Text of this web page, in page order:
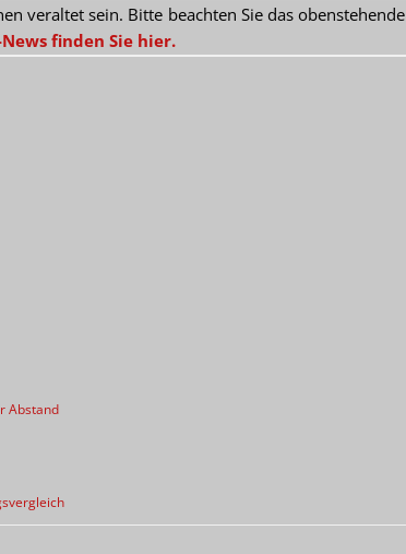
veraltet sein. Bitte beachten Sie das obenstehende
finden Sie hier.
Abstand